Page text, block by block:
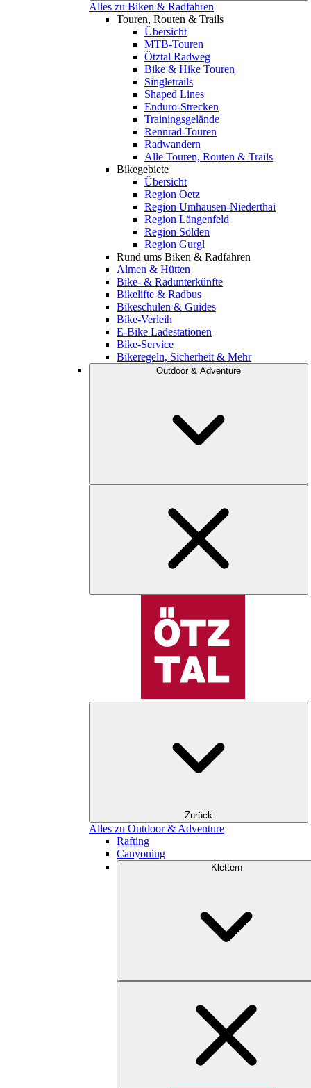
Alles zu Biken & Radfahren
Touren, Routen & Trails
Übersicht
MTB-Touren
Ötztal Radweg
Bike & Hike Touren
Singletrails
Shaped Lines
Enduro-Strecken
Trainingsgelände
Rennrad-Touren
Radwandern
Alle Touren, Routen & Trails
Bikegebiete
Übersicht
Region Oetz
Region Umhausen-Niederthai
Region Längenfeld
Region Sölden
Region Gurgl
Rund ums Biken & Radfahren
Almen & Hütten
Bike- & Radunterkünfte
Bikelifte & Radbus
Bikeschulen & Guides
Bike-Verleih
E-Bike Ladestationen
Bike-Service
Bikeregeln, Sicherheit & Mehr
Outdoor & Adventure
Zurück
Alles zu Outdoor & Adventure
Rafting
Canyoning
Klettern